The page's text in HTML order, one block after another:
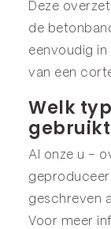
Deze
de
eenvoudig
van een
Welk
Al onze u –
geschreven
Voor meer